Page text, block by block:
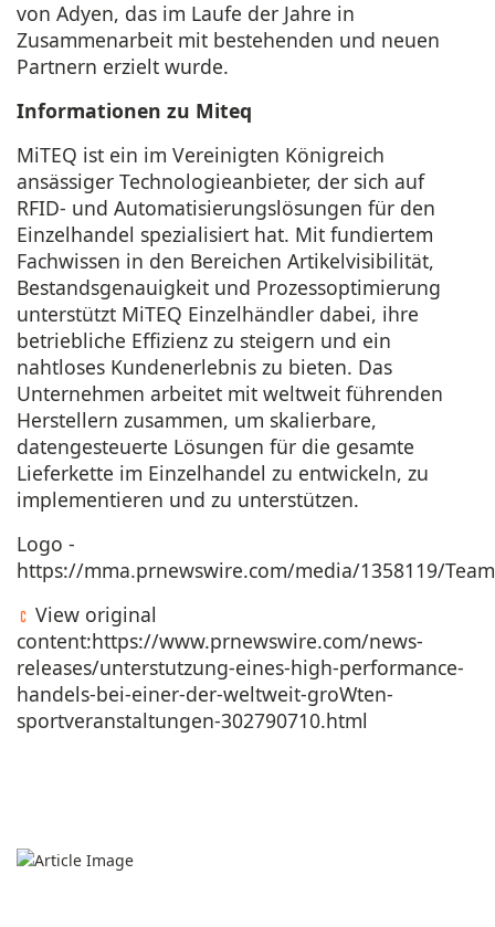
von Adyen, das im Laufe der Jahre in
Zusammenarbeit mit bestehenden und neuen
Partnern erzielt wurde.
Informationen zu Miteq
MiTEQ ist ein im Vereinigten Königreich
ansässiger Technologieanbieter, der sich auf
RFID- und Automatisierungslösungen für den
Einzelhandel spezialisiert hat. Mit fundiertem
Fachwissen in den Bereichen Artikelvisibilität,
Bestandsgenauigkeit und Prozessoptimierung
unterstützt MiTEQ Einzelhändler dabei, ihre
betriebliche Effizienz zu steigern und ein
nahtloses Kundenerlebnis zu bieten. Das
Unternehmen arbeitet mit weltweit führenden
Herstellern zusammen, um skalierbare,
datengesteuerte Lösungen für die gesamte
Lieferkette im Einzelhandel zu entwickeln, zu
implementieren und zu unterstützen.
Logo -
https://mma.prnewswire.com/media/1358119/
View original
content:https://www.prnewswire.com/news-
releases/unterstutzung-eines-high-performance-
handels-bei-einer-der-weltweit-groWten-
sportveranstaltungen-302790710.html